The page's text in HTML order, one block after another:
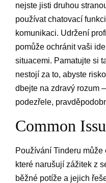
nejste jisti druhou
používat chatovací
komunikaci. Udržení
pomůže ochránit vaši
situacemi. Pamatujte si
nestojí za to, abyste
dbejte na zdravý rozum
podezřele,
Common
Používání Tinderu může
které narušují zážitek z
běžné potíže a jejich